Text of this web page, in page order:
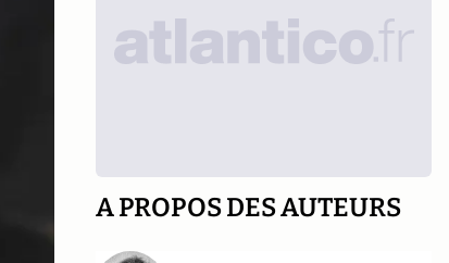
A PROPOS DES AUTEURS